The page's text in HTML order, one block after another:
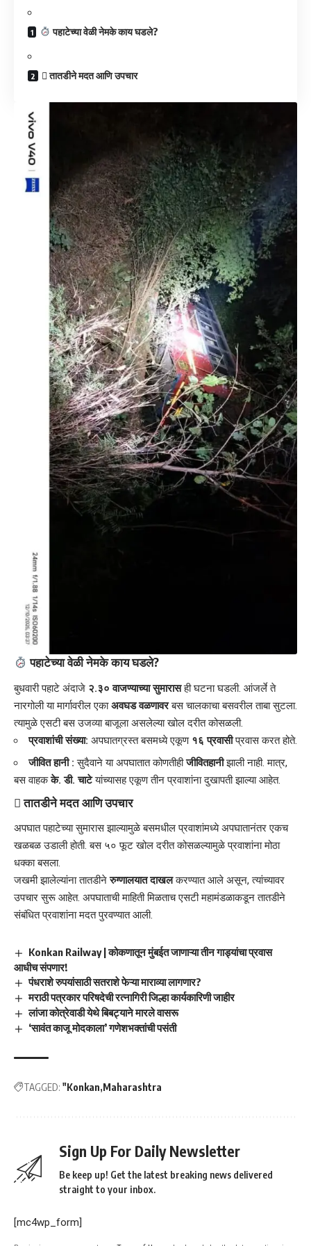
पहाटेच्या वेळी नेमके काय घडले?
​ तातडीने मदत आणि उपचार
पहाटेच्या वेळी नेमके काय घडले?
बुधवारी पहाटे अंदाजे २.३० वाजण्याच्या सुमारासही घटना घडली. आंजर्ले ते
नारगोली या मार्गावरील एकाअवघड वळणावरबस चालकाचा बसवरील ताबा सुटला.
त्यामुळे एसटी बस उजव्या बाजूला असलेल्या खोल दरीत कोसळली.
प्रवाशांची संख्या: अपघातग्रस्त बसमध्ये एकूण १६ प्रवासीप्रवास करत होते.
जीवित हानी :सुदैवाने या अपघातात कोणतीहीजीवितहानीझाली नाही. मात्र,
बस वाहकके. डी. चाटेयांच्यासह एकूण तीन प्रवाशांना दुखापती झाल्या आहेत.
​ तातडीने मदत आणि उपचार
​अपघात पहाटेच्या सुमारास झाल्यामुळे बसमधील प्रवाशांमध्ये अपघातानंतर एकच
खळबळ उडाली होती. बस ५० फूट खोल दरीत कोसळल्यामुळे प्रवाशांना मोठा
धक्का बसला.
​जखमी झालेल्यांना तातडीनेरुग्णालयात दाखलकरण्यात आले असून, त्यांच्यावर
उपचार सुरू आहेत. अपघाताची माहिती मिळताच एसटी महामंडळाकडून तातडीने
संबंधित प्रवाशांना मदत पुरवण्यात आली.
Konkan Railway | कोकणातून मुंबईत जाणाऱ्या तीन गाड्यांचा प्रवास
आधीच संपणार!
पंधराशे रुपयांसाठी सतराशे फेऱ्या माराव्या लागणार?
मराठी पत्रकार परिषदेची रत्नागिरी जिल्हा कार्यकारिणी जाहीर
लांजा कोत्रेवाडी येथे बिबट्याने मारले वासरू
‘सावंत काजू मोदकाला’ गणेशभक्तांची पसंती
TAGGED: "Konkan Maharashtra
Sign Up For Daily Newsletter
Be keep up! Get the latest breaking news delivered
straight to your inbox.
[mc4wp_form]